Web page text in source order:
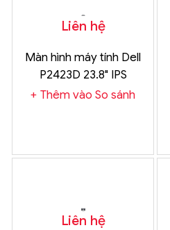
Liên hệ
Màn hình máy tính Dell
P2423D 23.8" IPS
Thêm vào So sánh
Liên hệ